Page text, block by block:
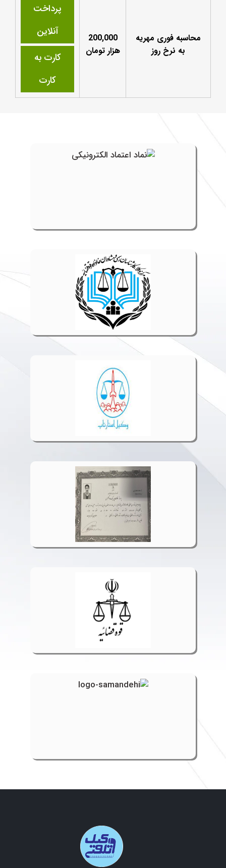
محاسبه فوری مهریه
به نرخ روز
200,000
هزار تومان
پرداخت
آنلاین
کارت به
کارت